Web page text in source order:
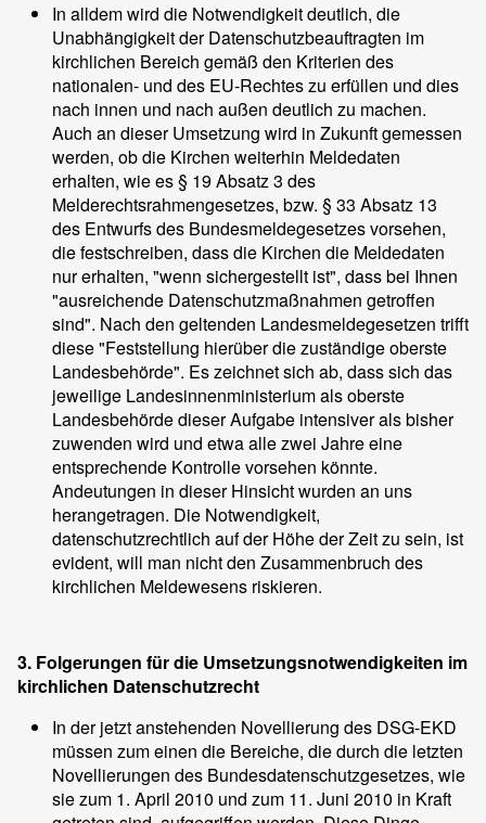
In alldem wird die Notwendigkeit deutlich, die
Unabhängigkeit der Datenschutzbeauftragten im
kirchlichen Bereich gemäß den Kriterien des
nationalen- und des EU-Rechtes zu erfüllen und dies
nach innen und nach außen deutlich zu machen.
Auch an dieser Umsetzung wird in Zukunft gemessen
werden, ob die Kirchen weiterhin Meldedaten
erhalten, wie es § 19 Absatz 3 des
Melderechtsrahmengesetzes, bzw. § 33 Absatz 13
des Entwurfs des Bundesmeldegesetzes vorsehen,
die festschreiben, dass die Kirchen die Meldedaten
nur erhalten, "wenn sichergestellt ist", dass bei Ihnen
"ausreichende Datenschutzmaßnahmen getroffen
sind". Nach den geltenden Landesmeldegesetzen trifft
diese "Feststellung hierüber die zuständige oberste
Landesbehörde". Es zeichnet sich ab, dass sich das
jeweilige Landesinnenministerium als oberste
Landesbehörde dieser Aufgabe intensiver als bisher
zuwenden wird und etwa alle zwei Jahre eine
entsprechende Kontrolle vorsehen könnte.
Andeutungen in dieser Hinsicht wurden an uns
herangetragen. Die Notwendigkeit,
datenschutzrechtlich auf der Höhe der Zeit zu sein, ist
evident, will man nicht den Zusammenbruch des
kirchlichen Meldewesens riskieren.
3. Folgerungen für die Umsetzungsnotwendigkeiten im
kirchlichen Datenschutzrecht
In der jetzt anstehenden Novellierung des DSG-EKD
müssen zum einen die Bereiche, die durch die letzten
Novellierungen des Bundesdatenschutzgesetzes, wie
sie zum 1. April 2010 und zum 11. Juni 2010 in Kraft